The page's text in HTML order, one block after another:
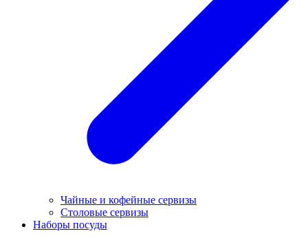
Чайные и кофейные сервизы
Столовые сервизы
Наборы посуды